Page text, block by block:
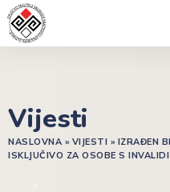
Vijesti
NASLOVNA » VIJESTI » IZRAĐEN
ISKLJUČIVO ZA OSOBE S